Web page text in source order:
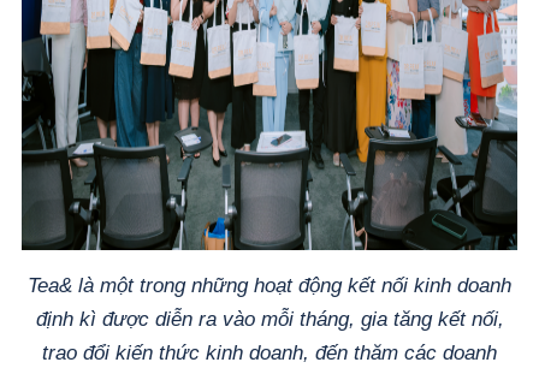
Tea& là một trong những hoạt động kết nối kinh doanh
định kì được diễn ra vào mỗi tháng, gia tăng kết nối,
trao đổi kiến thức kinh doanh, đến thăm các doanh